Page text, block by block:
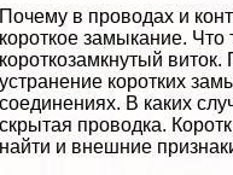
Почему в проводах и
короткое замыкание. Что
короткозамкнутый
устранение коротких
соединениях. В каких
скрытая проводка.
найти и внешние